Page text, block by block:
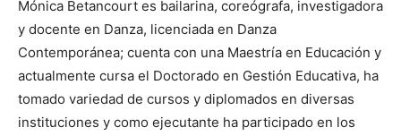
Mónica Betancourt es bailarina, coreógrafa, investigadora
y docente en Danza, licenciada en Danza
Contemporánea; cuenta con una Maestría en Educación y
actualmente cursa el Doctorado en Gestión Educativa, ha
tomado variedad de cursos y diplomados en diversas
instituciones y como ejecutante ha participado en los